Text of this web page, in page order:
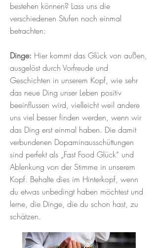
bestehen können? Lass uns die
verschiedenen Stufen noch einmal
betrachten:
Dinge: Hier kommt das Glück von außen,
ausgelöst durch Vorfreude und
Geschichten in unserem Kopf, wie sehr
das neue Ding unser Leben positiv
beeinflussen wird, vielleicht weil andere
uns viel besser finden werden, wenn wir
das Ding erst einmal haben. Die damit
verbundenen Dopaminausschüttungen
sind perfekt als „Fast Food Glück“ und
Ablenkung von der Stimme in unserem
Kopf. Behalte dies im Hinterkopf, wenn
du etwas unbedingt haben möchtest und
lerne, die Dinge, die du schon hast, zu
schätzen.